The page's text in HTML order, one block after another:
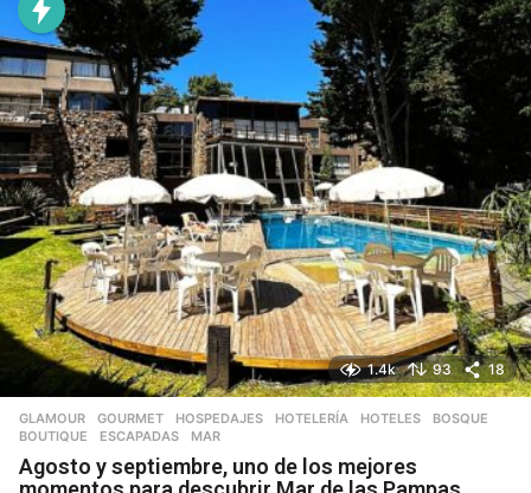
1.4k 93 18
GLAMOUR ,GOURMET ,HOSPEDAJES ,HOTELERÍA ,HOTELES BOSQUE
BOUTIQUE
,ESCAPADAS ,MAR
Agosto y septiembre, uno de los mejores